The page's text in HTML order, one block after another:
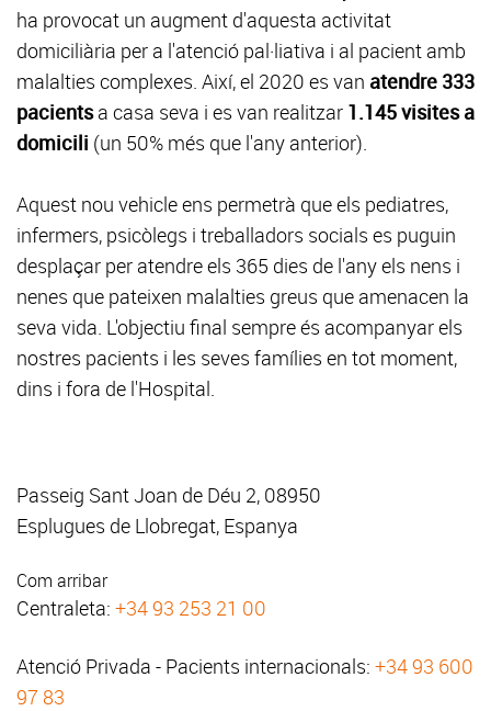
ha provocat un augment d'aquesta activitat
domiciliària per a l'atenció pal·liativa i al pacient amb
malalties complexes. Així, el 2020 es van atendre 333
pacientsa casa seva i es van realitzar 1.145 visites a
domicili (un 50% més que l'any anterior).
Aquest nou vehicle ens permetrà que els pediatres,
infermers, psicòlegs i treballadors socials es puguin
desplaçar per atendre els 365 dies de l'any els nens i
nenes que pateixen malalties greus que amenacen la
seva vida. L'objectiu final sempre és acompanyar els
nostres pacients i les seves famílies en tot moment,
dins i fora de l'Hospital.
Passeig Sant Joan de Déu 2, 08950
Esplugues de Llobregat, Espanya
Com arribar
Centraleta: +34 93 253 21 00
Atenció Privada - Pacients internacionals: +34 93 600
97 83